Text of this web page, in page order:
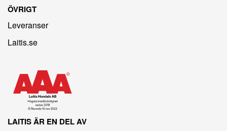
ÖVRIGT
Leveranser
Laitis.se
LAITIS ÄR EN DEL AV